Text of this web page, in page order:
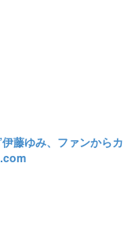
藤ゆみ、ファンからカ